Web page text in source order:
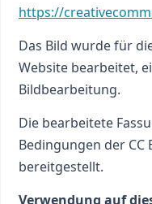
https://
Das Bild wurde für
Website bearbeitet,
Bildbearbeitung.
Die bearbeitete
Bedingungen der CC
bereitgestellt.
Verwendung auf